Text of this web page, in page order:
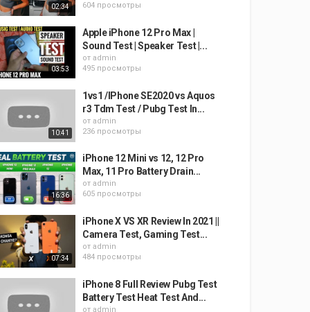
02:34
604 просмотры
03:53
Apple iPhone 12 Pro Max |
Sound Test | Speaker Test |...
от admin
495 просмотры
10:41
1vs1 /IPhone SE2020 vs Aquos
r3 Tdm Test / Pubg Test In...
от admin
236 просмотры
16:36
iPhone 12 Mini vs 12, 12 Pro
Max, 11 Pro Battery Drain...
от admin
605 просмотры
07:34
iPhone X VS XR Review In 2021 ||
Camera Test, Gaming Test...
от admin
484 просмотры
iPhone 8 Full Review Pubg Test
Battery Test Heat Test And...
от admin